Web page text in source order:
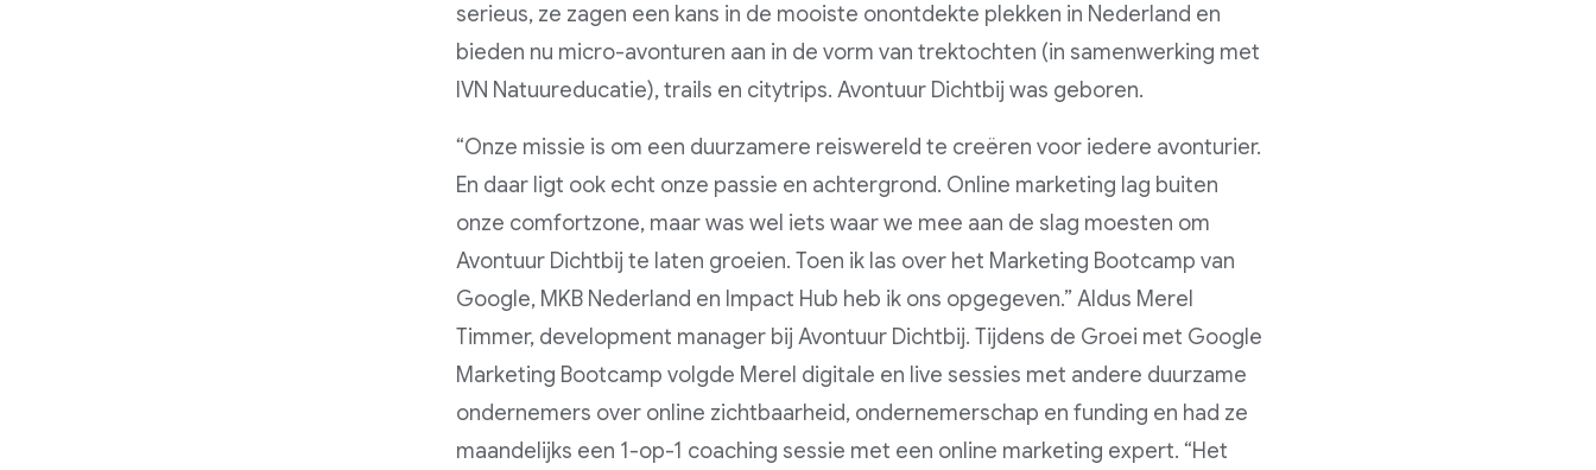
serieus, ze zagen een kans in de mooiste onontdekte plekken in Nederland en
bieden nu micro-avonturen aan in de vorm van trektochten (in samenwerking met
IVN Natuureducatie), trails en citytrips. Avontuur Dichtbij was geboren.
“Onze missie is om een duurzamere reiswereld te creëren voor iedere avonturier.
En daar ligt ook echt onze passie en achtergrond. Online marketing lag buiten
onze comfortzone, maar was wel iets waar we mee aan de slag moesten om
Avontuur Dichtbij te laten groeien. Toen ik las over het Marketing Bootcamp van
Google, MKB Nederland en Impact Hub heb ik ons opgegeven.” Aldus Merel
Timmer, development manager bij Avontuur Dichtbij. Tijdens de Groei met Google
Marketing Bootcamp volgde Merel digitale en live sessies met andere duurzame
ondernemers over online zichtbaarheid, ondernemerschap en funding en had ze
maandelijks een 1-op-1 coaching sessie met een online marketing expert. “Het